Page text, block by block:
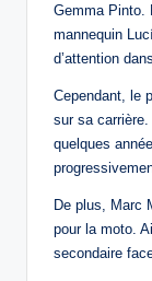
Gemma Pinto.
mannequin
d’attention
Cependant, le
sur sa
quelques
De plus, Marc
pour la moto.
secondaire